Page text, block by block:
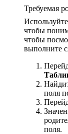
Требуемая
чтобы
чтобы
выполните
поля
поля.